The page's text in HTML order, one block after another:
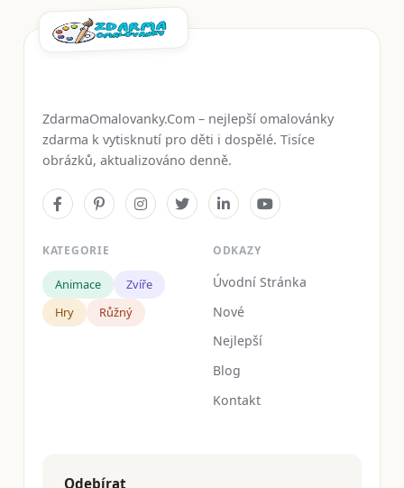
ZdarmaOmalovanky.Com – nejlepší omalovánky
zdarma k vytisknutí pro děti i dospělé. Tisíce
obrázků, aktualizováno denně.
KATEGORIE
Animace
Zvíře
Hry
Růžný
ODKAZY
Úvodní Stránka
Nové
Nejlepší
Blog
Kontakt
Odebírat